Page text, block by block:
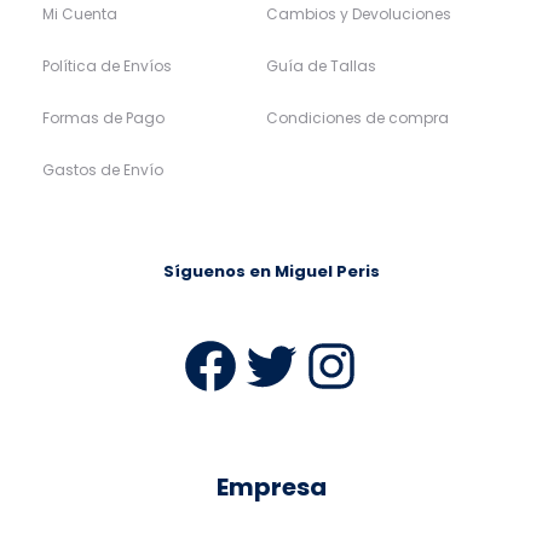
Mi Cuenta
Política de Envíos
Formas de Pago
Gastos de Envío
Cambios y Devoluciones
Guía de Tallas
Condiciones de compra
Síguenos en Miguel Peris
Facebook
Twitter
Empresa